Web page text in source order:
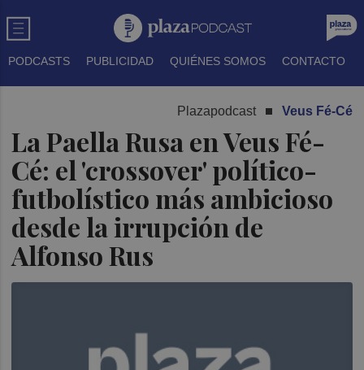
PODCASTS PUBLICIDAD QUIÉNES SOMOS CONTACTO
Plazapodcast Veus Fé-Cé
La Paella Rusa en Veus Fé-
Cé: el 'crossover' político-
futbolístico más ambicioso
desde la irrupción de
Alfonso Rus